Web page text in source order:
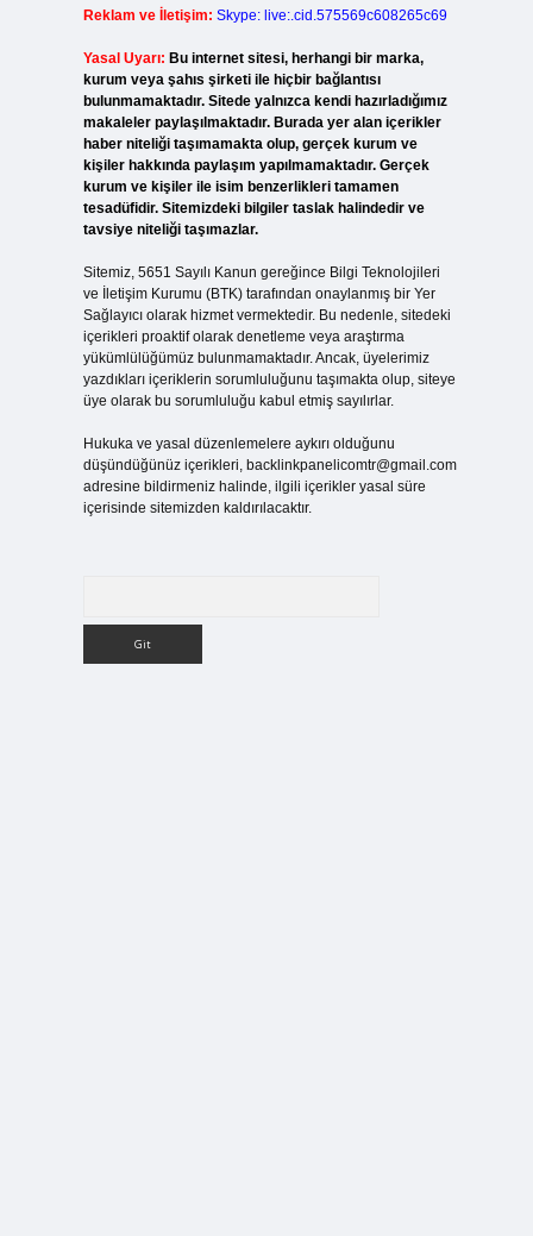
Reklam ve İletişim: Skype: live:.cid.575569c608265c69
Yasal Uyarı: Bu internet sitesi, herhangi bir marka,
kurum veya şahıs şirketi ile hiçbir bağlantısı
bulunmamaktadır. Sitede yalnızca kendi hazırladığımız
makaleler paylaşılmaktadır. Burada yer alan içerikler
haber niteliği taşımamakta olup, gerçek kurum ve
kişiler hakkında paylaşım yapılmamaktadır. Gerçek
kurum ve kişiler ile isim benzerlikleri tamamen
tesadüfidir. Sitemizdeki bilgiler taslak halindedir ve
tavsiye niteliği taşımazlar.
Sitemiz, 5651 Sayılı Kanun gereğince Bilgi Teknolojileri
ve İletişim Kurumu (BTK) tarafından onaylanmış bir Yer
Sağlayıcı olarak hizmet vermektedir. Bu nedenle, sitedeki
içerikleri proaktif olarak denetleme veya araştırma
yükümlülüğümüz bulunmamaktadır. Ancak, üyelerimiz
yazdıkları içeriklerin sorumluluğunu taşımakta olup, siteye
üye olarak bu sorumluluğu kabul etmiş sayılırlar.
Hukuka ve yasal düzenlemelere aykırı olduğunu
düşündüğünüz içerikleri, backlinkpanelicomtr@gmail.com
adresine bildirmeniz halinde, ilgili içerikler yasal süre
içerisinde sitemizden kaldırılacaktır.